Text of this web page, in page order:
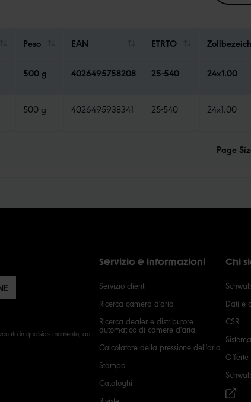
Peso EAN ETRTO
500 g 4026495758208 25-540 24x1.00
500 g 4026495938341 25-540 24x1.00
Page
in qualsiasi momento, ad
Servizio e informazioni
Servizio clienti
Ricerca camera d'aria
Ricerca dealer e distributore
automatico di camere d'aria
Calcolatore della pressione dell'aria
Stampa
Cataloghi
Chi
Dati e
CSR